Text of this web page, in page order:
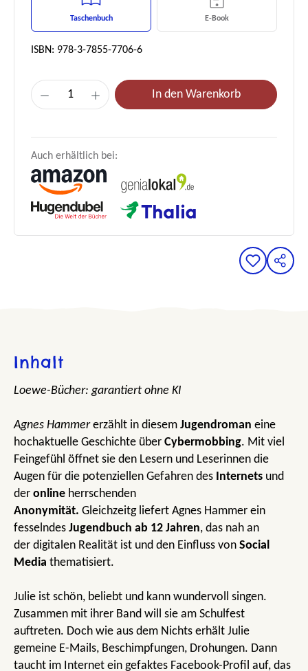
Taschenbuch E-Book
ISBN: 978-3-7855-7706-6
Produkt Anzahl: Gib den gewünschten
In den Warenkorb
Auch erhältlich bei:
Inhalt
Loewe-Bücher: garantiert ohne KI
Agnes Hammererzählt in diesem Jugendroman eine
hochaktuelle Geschichte über Cybermobbing. Mit viel
Feingefühl öffnet sie den Lesern und Leserinnen die
Augen für die potenziellen Gefahren des Internets und
der online herrschenden
Anonymität. Gleichzeitg liefert Agnes Hammer ein
fesselndes Jugendbuch ab 12 Jahren, das nah an
der digitalen Realität ist und den Einfluss von Social
Media thematisiert.
Julie ist schön, beliebt und kann wundervoll singen.
Zusammen mit ihrer Band will sie am Schulfest
auftreten. Doch wie aus dem Nichts erhält Julie
gemeine E-Mails, Beschimpfungen, Drohungen. Dann
taucht im Internet ein gefaktes Facebook-Profil auf, das